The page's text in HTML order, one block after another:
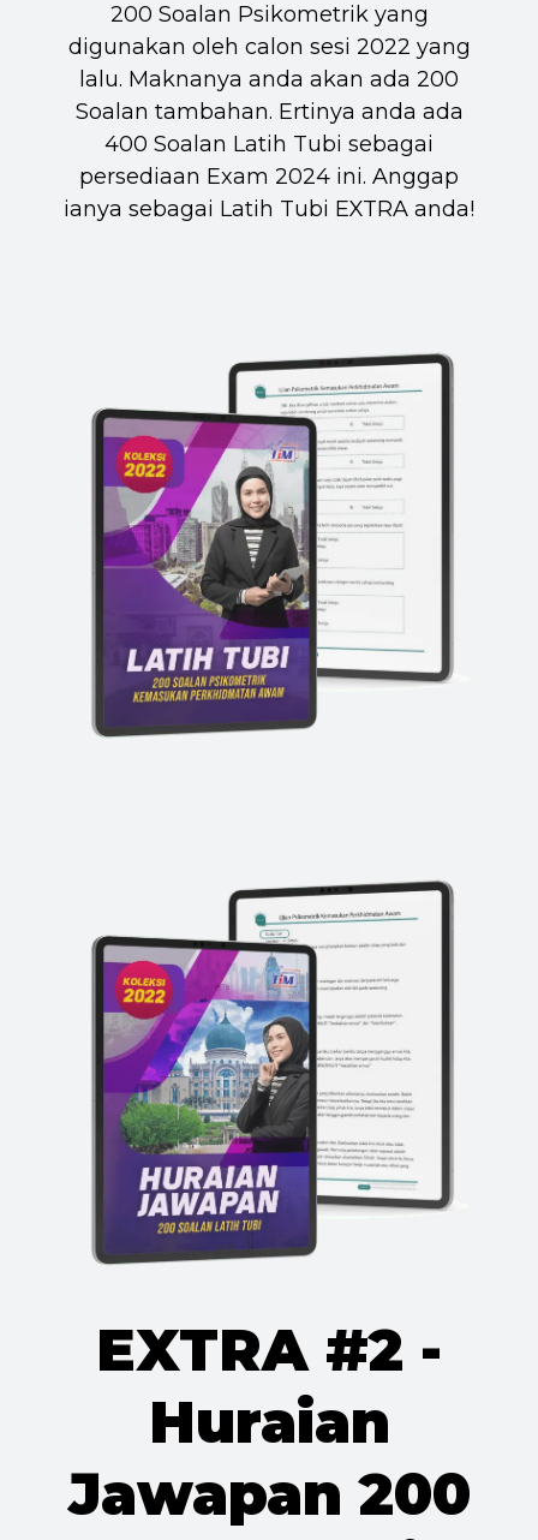
200 Soalan Psikometrik yang
digunakan oleh calon sesi 2022 yang
lalu. Maknanya anda akan ada 200
Soalan tambahan. Ertinya anda ada
400 Soalan Latih Tubi sebagai
persediaan Exam 2024 ini. Anggap
ianya sebagai Latih Tubi EXTRA anda!
EXTRA #2 -
Huraian
Jawapan 200